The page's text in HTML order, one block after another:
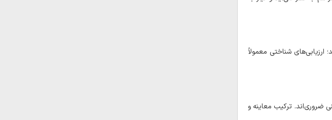
شناختی معمولاً
ضروری‌اند. ترکیب معاینه و